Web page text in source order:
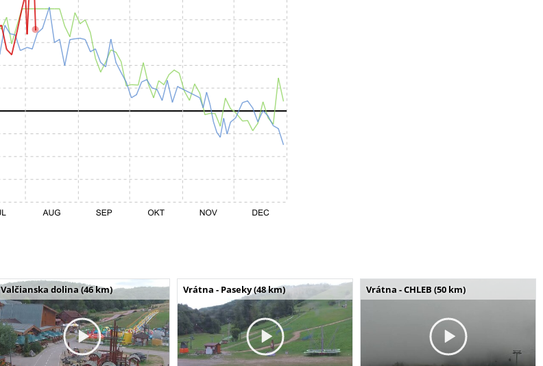
Valčianska dolina (46 km) Vrátna - Paseky (48 km) Vrátna - CHLEB (50 km)